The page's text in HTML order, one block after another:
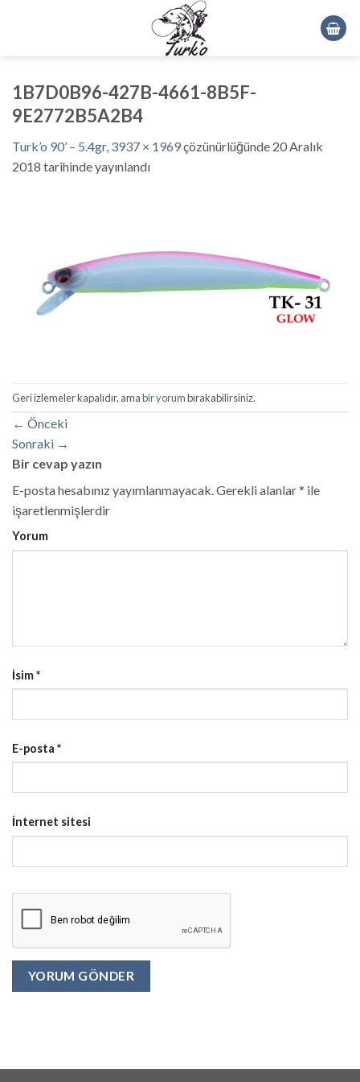
1B7D0B96-427B-4661-8B5F-
9E2772B5A2B4
Turk’o 90’ – 5.4gr, 3937 × 1969çözünürlüğünde 20 Aralık
2018 tarihinde yayınlandı
Geri izlemeler kapalıdır, amabir yorumbırakabilirsiniz.
← Önceki
Sonraki →
Bir cevap yazın
E-posta hesabınız yayımlanmayacak.Gerekli alanlar* ile
işaretlenmişlerdir
Yorum
İsim*
E-posta *
İnternet sitesi